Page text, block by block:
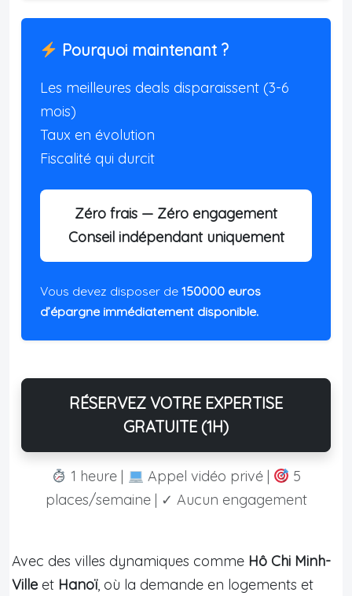
Pourquoi maintenant ?
Les meilleures deals disparaissent (3-6
mois)
Taux en évolution
Fiscalité qui durcit
Zéro frais — Zéro engagement
Conseil indépendant uniquement
Vous devez disposer de 150000 euros
d’épargne immédiatement disponible.
RÉSERVEZ VOTRE EXPERTISE
GRATUITE (1H)
1 heure | Appel vidéo privé |
5
places/semaine | ✓ Aucun engagement
Avec des villes dynamiques comme Hô Chi Minh-
Ville et Hanoï, où la demande en logements et